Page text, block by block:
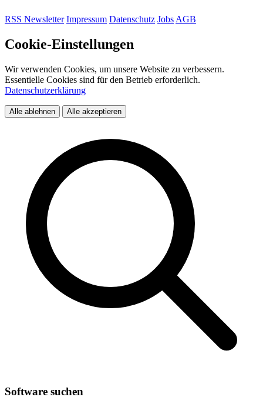
RSS Newsletter Impressum Datenschutz Jobs AGB
Cookie-Einstellungen
Wir verwenden Cookies, um unsere Website zu verbessern.
Essentielle Cookies sind für den Betrieb erforderlich.
Datenschutzerklärung
Alle ablehnen Alle akzeptieren
Software suchen